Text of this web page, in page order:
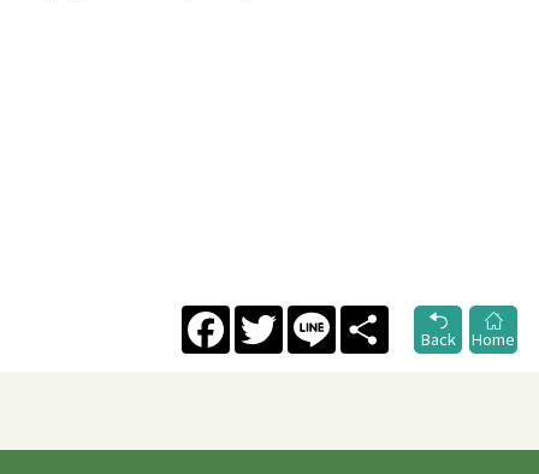
FacebookTwitter Line
Share
Back
Home